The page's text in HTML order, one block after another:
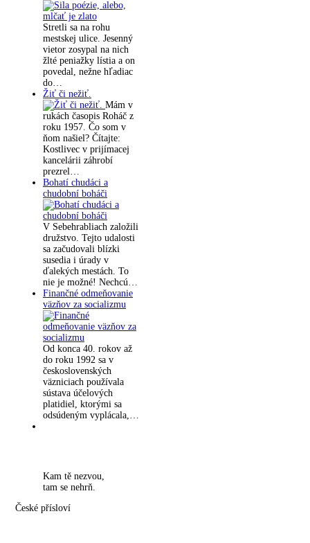
Stretli sa na rohu
mestskej ulice. Jesenný
vietor zosypal na nich
žlté peniažky lístia a on
povedal, nežne hľadiac
do…
Žiť či nežiť.
Mám v
rukách časopis Roháč z
roku 1957. Čo som v
ňom našiel? Čítajte:
Kostlivec v prijímacej
kancelárii záhrobí
prezrel…
Bohatí chudáci a
chudobní boháči
V Sebehrabliach založili
družstvo. Tejto udalosti
sa začudovali blízki
susedia i úrady v
ďalekých mestách. To
nie je možné! Nechcú…
Finančné odmeňovanie
väzňov za socializmu
Od konca 40. rokov až
do roku 1992 sa v
československých
väzniciach používala
sústava účelových
platidiel, ktorými sa
odsúdeným vyplácala,…
Kam tě nezvou,
tam se nehrň.
České přísloví